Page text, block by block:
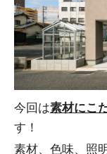
今回は素材にこ
す！
素材、色味、照